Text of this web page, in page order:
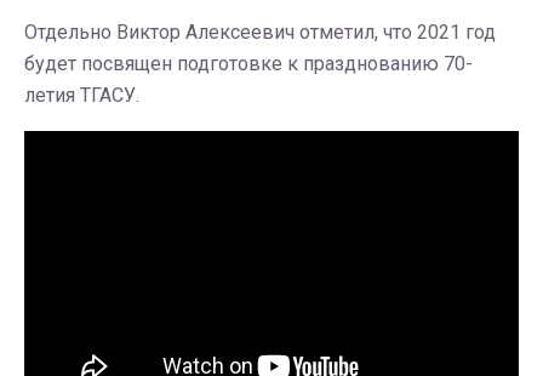
Отдельно Виктор Алексеевич отметил, что 2021 год
будет посвящен подготовке к празднованию 70-
летия ТГАСУ.